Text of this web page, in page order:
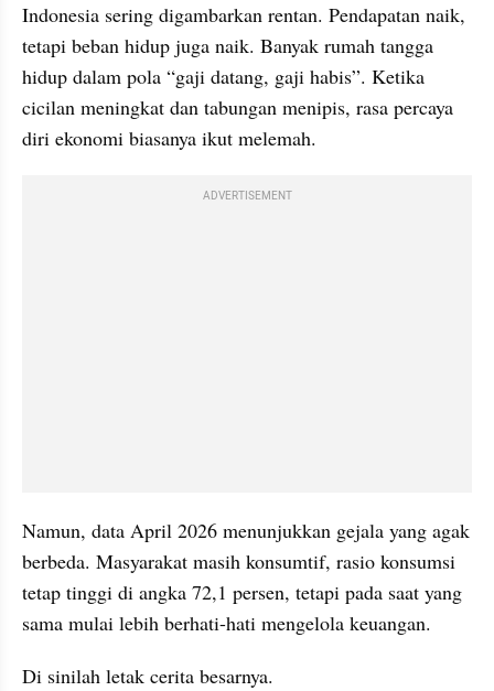
Indonesia sering digambarkan rentan. Pendapatan naik,
tetapi beban hidup juga naik. Banyak rumah tangga
hidup dalam pola “gaji datang, gaji habis”. Ketika
cicilan meningkat dan tabungan menipis, rasa percaya
diri ekonomi biasanya ikut melemah.
ADVERTISEMENT
Namun, data April 2026 menunjukkan gejala yang agak
berbeda. Masyarakat masih konsumtif, rasio konsumsi
tetap tinggi di angka 72,1 persen, tetapi pada saat yang
sama mulai lebih berhati-hati mengelola keuangan.
Di sinilah letak cerita besarnya.